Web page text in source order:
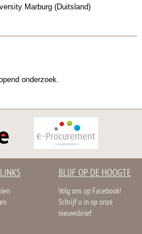
Marburg (Duitsland)
onderzoek.
BLIJF OP DE HOOGTE
Volg ons op Facebook!
Schrijf u in op onze
nieuwsbrief